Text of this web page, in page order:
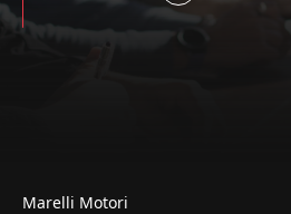
Marelli Motori